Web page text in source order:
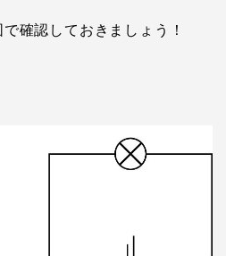
確認しておきましょう！